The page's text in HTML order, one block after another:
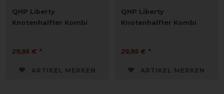
QHP Liberty
Knotenhalfter Kombi
29,95 € *
ARTIKEL MERKEN
QHP Liberty
Knotenhalfter Kombi
29,95 € *
ARTIKEL MERKEN